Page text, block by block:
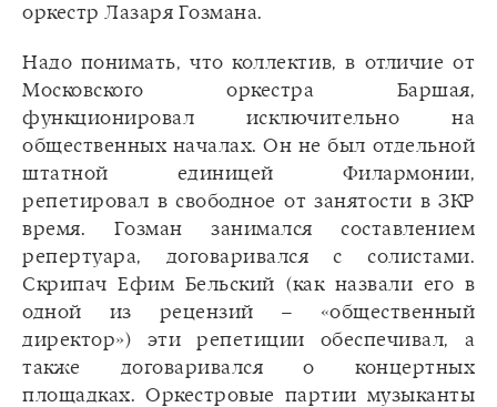
оркестр Лазаря Гозмана.
Надо понимать, что коллектив, в отличие от
Московского оркестра Баршая,
функционировал исключительно на
общественных началах. Он не был отдельной
штатной единицей Филармонии,
репетировал в свободное от занятости в ЗКР
время. Гозман занимался составлением
репертуара, договаривался с солистами.
Скрипач Ефим Бельский (как назвали его в
одной из рецензий – «общественный
директор») эти репетиции обеспечивал, а
также договаривался о концертных
площадках. Оркестровые партии музыканты